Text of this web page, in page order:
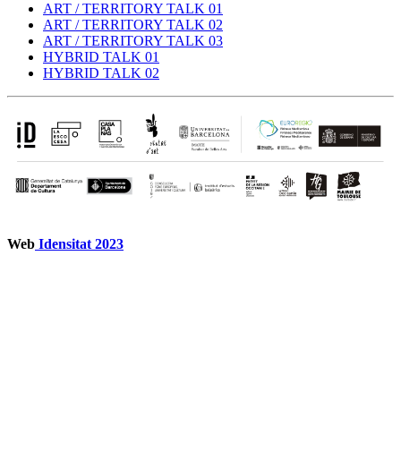
ART / TERRITORY TALK 01
ART / TERRITORY TALK 02
ART / TERRITORY TALK 03
HYBRID TALK 01
HYBRID TALK 02
Web Idensitat 2023